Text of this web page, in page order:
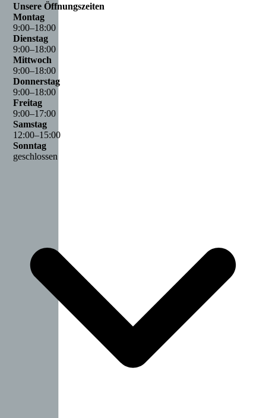
Unsere Öffnungszeiten
Montag
9:00–18:00
Dienstag
9:00–18:00
Mittwoch
9:00–18:00
Donnerstag
9:00–18:00
Freitag
9:00–17:00
Samstag
12:00–15:00
Sonntag
geschlossen